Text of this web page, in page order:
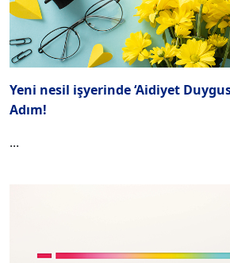
Yeni nesil işyerinde ‘Aidiyet
Adım!
...